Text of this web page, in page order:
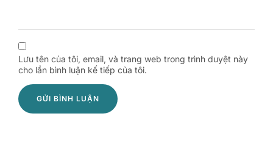
Lưu tên của tôi, email, và trang web trong trình duyệt này
cho lần bình luận kế tiếp của tôi.